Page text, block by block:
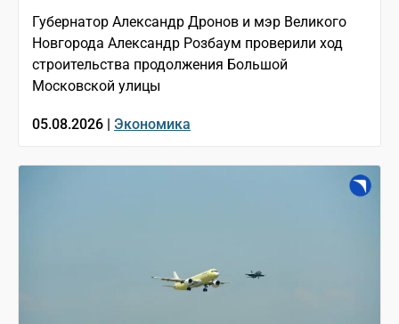
Губернатор Александр Дронов и мэр Великого
Новгорода Александр Розбаум проверили ход
строительства продолжения Большой
Московской улицы
05.08.2026 | Экономика